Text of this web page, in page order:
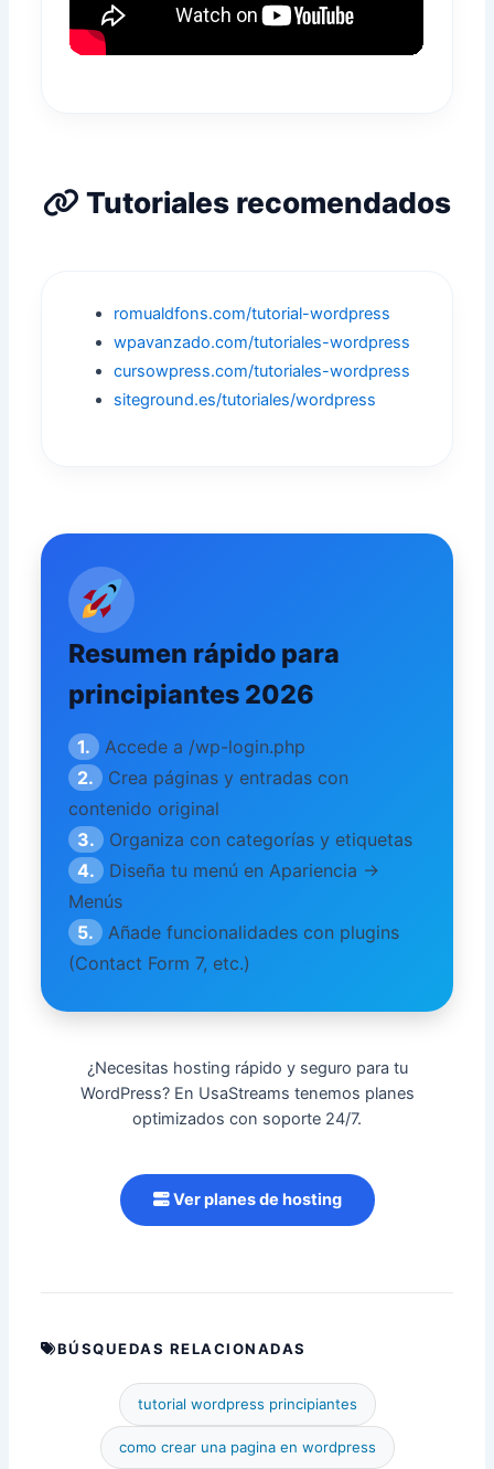
Tutoriales recomendados
romualdfons.com/tutorial-wordpress
wpavanzado.com/tutoriales-wordpress
cursowpress.com/tutoriales-wordpress
siteground.es/tutoriales/wordpress
Resumen rápido para
principiantes 2026
1.
Accede a /wp-login.php
2.
Crea páginas y entradas con
contenido original
3.
Organiza con categorías y etiquetas
4.
Diseña tu menú en Apariencia →
Menús
5.
Añade funcionalidades con plugins
(Contact Form 7, etc.)
¿Necesitas hosting rápido y seguro para tu
WordPress? En UsaStreams tenemos planes
optimizados con soporte 24/7.
Ver planes de hosting
BÚSQUEDAS RELACIONADAS
tutorial wordpress principiantes
como crear una pagina en wordpress